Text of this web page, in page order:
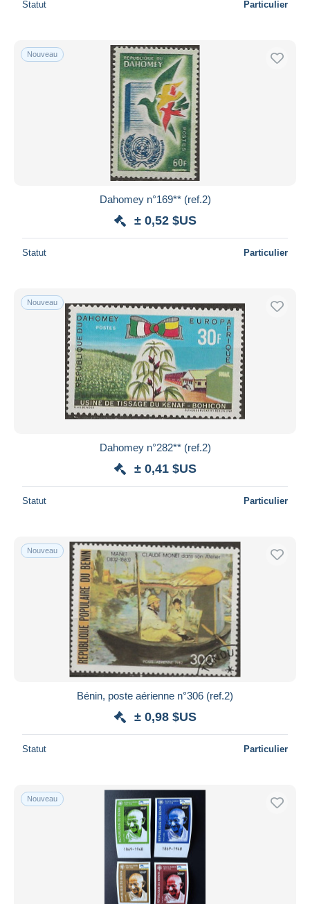
Statut Particulier
Nouveau
Dahomey n°169** (ref.2)
± 0,52 $US
Statut Particulier
Nouveau
Dahomey n°282** (ref.2)
± 0,41 $US
Statut Particulier
Nouveau
Bénin, poste aérienne n°306 (ref.2)
± 0,98 $US
Statut Particulier
Nouveau